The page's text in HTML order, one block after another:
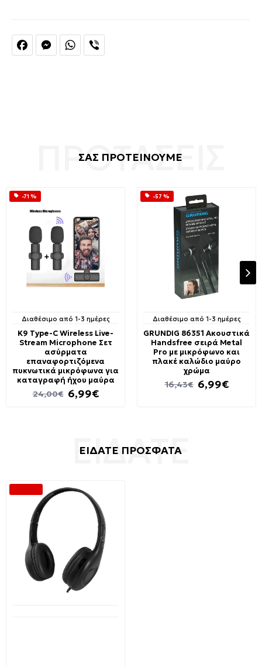
FacebookMessengerWhatsApp
ΣΑΣ ΠΡΟΤΕΙΝΟΥΜΕ
-71 %
Διαθέσιμο από 1-3 ημέρες
K9 Type-C Wireless Live-
Stream Microphone Σετ
ασύρματα
επαναφορτιζόμενα
πυκνωτικά μικρόφωνα για
καταγραφή ήχου μαύρα
6,99€
24,00€
-57 %
Διαθέσιμο από 1-3 ημέρες
GRUNDIG 86351 Ακουστικά
Handsfree σειρά Metal
Pro με μικρόφωνο και
πλακέ καλώδιο μαύρο
χρώμα
6,99€
16,43€
ΕΙΔΑΤΕ ΠΡΟΣΦΑΤΑ